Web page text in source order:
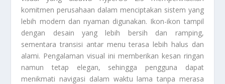
komitmen perusahaan dalam menciptakan sistem yang
lebih modern dan nyaman digunakan. Ikon-ikon tampil
dengan desain yang lebih bersih dan ramping,
sementara transisi antar menu terasa lebih halus dan
alami. Pengalaman visual ini memberikan kesan ringan
namun tetap elegan, sehingga pengguna dapat
menikmati navigasi dalam waktu lama tanpa merasa